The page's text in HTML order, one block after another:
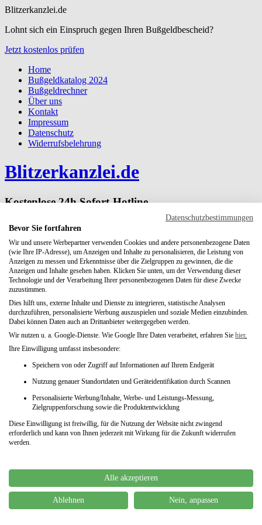
Blitzerkanzlei.de
Lohnt sich ein Einspruch gegen Ihren Bußgeldbescheid?
Jetzt kostenlos prüfen
Home
Bußgeldkatalog 2024
Bußgeldrechner
Über uns
Kontakt
Impressum
Datenschutz
Widerrufsbelehrung
Blitzerkanzlei.de
Kostenlose 24h Sofort-Hotline
0800 / 723 41 14
Sie erreichen unsere kostenlose 24h Sofort-Hotline 7 Tage die
Woche.
Schließen
geblitzt inLengerich auf der
Bundesautobahn 1 beim km 241.820 in
Fahrtrichtung Bremen
20. April 2017
Lengerich, BAB 1, km 241.820, FR Bremen
Die Fachanwälte für Verkehrsrecht bei derBlitzerkanzlei.de
diese Messstelle bereits überprüft. Gerne beraten wir Sie umfassend
geblitzt oder gelasert? Dann in nur 2 Minuten kostenlose
Beurteilung erhalten.
Datenschutzbestimmungen
Bevor Sie fortfahren
Wir und unsere Werbepartner verwenden Cookies und andere personenbezogene Daten
(wie Ihre IP-Adresse), um Anzeigen und Inhalte zu personalisieren, die Leistung von
Anzeigen zu messen und Erkenntnisse über die Zielgruppen zu gewinnen, die die
Anzeigen und Inhalte gesehen haben. Klicken Sie unten, um der Verwendung dieser
Technologie und der Verarbeitung Ihrer personenbezogenen Daten für diese Zwecke
zuzustimmen.
Dies hilft uns, externe Inhalte und Dienste zu integrieren, statistische Analysen
durchzuführen, personalisierte Werbung auszuspielen und soziale Medien einzubinden.
Dabei können Daten auch an Drittanbieter weitergegeben werden.
Wir nutzen u. a. Google-Dienste. Wie Google Ihre Daten verarbeitet, erfahren Sie hier.
Ihre Einwilligung umfasst insbesondere:
Speichern von oder Zugriff auf Informationen auf Ihrem Endgerät
Nutzung genauer Standortdaten und Geräteidentifikation durch Scannen
Personalisierte Werbung/Inhalte, Werbe- und Leistungs-Messung,
Zielgruppenforschung sowie die Produktentwicklung
Diese Einwilligung ist freiwillig, für die Nutzung der Website nicht zwingend
erforderlich und kann von Ihnen jederzeit mit Wirkung für die Zukunft widerrufen
werden.
Alle akzeptieren
Ablehnen Nein, anpassen